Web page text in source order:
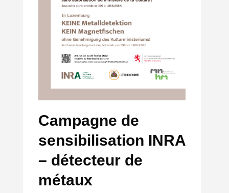
Campagne de
sensibilisation INRA
– détecteur de
métaux